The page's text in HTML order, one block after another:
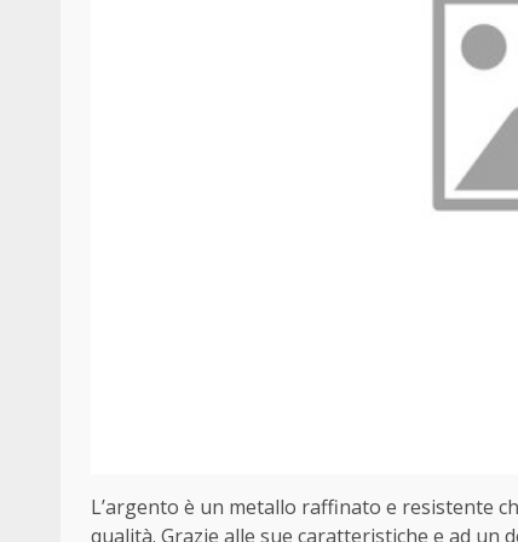
L’argento è un metallo raffinato e resistente
qualità. Grazie alle sue caratteristiche e ad un